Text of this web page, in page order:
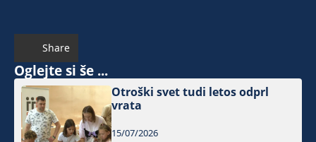
Share
Oglejte si še ...
Otroški svet tudi letos odprl
vrata
15/07/2026